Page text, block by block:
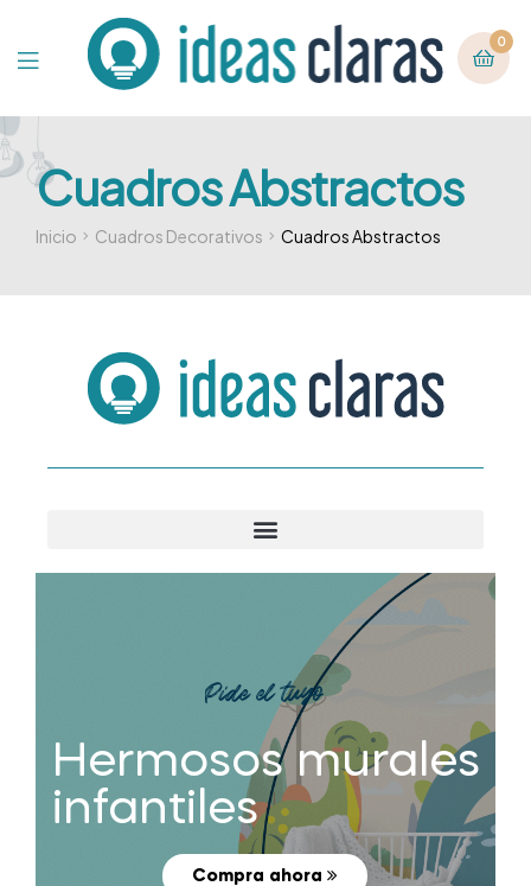
0
Cuadros Abstractos
Inicio Cuadros Decorativos Cuadros Abstractos
Pide el tuyo
Hermosos murales
infantiles
Compra ahora